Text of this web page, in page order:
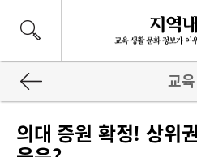
교육
의대 증원 확정! 상위